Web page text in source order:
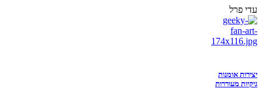
עדי פרל
יצירות אומנות
גיקיות מעוררות